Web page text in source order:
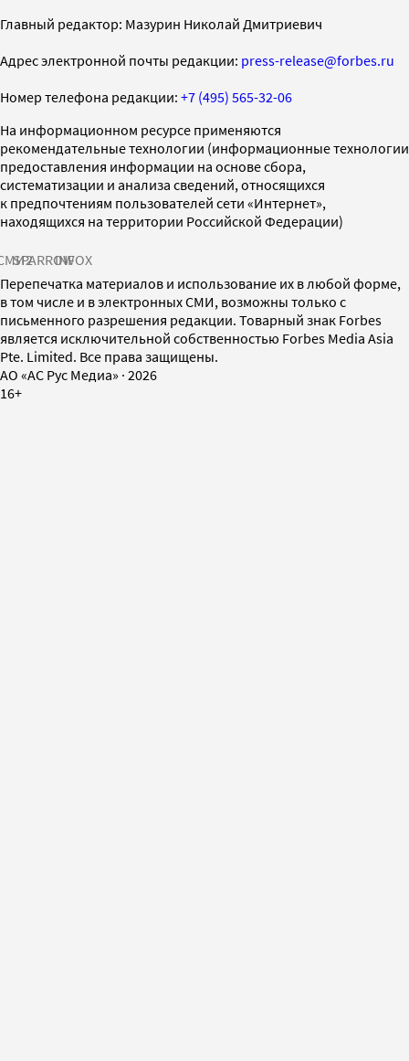
Главный редактор: Мазурин Николай Дмитриевич
Адрес электронной почты редакции: press-release@forbes.ru
Номер телефона редакции: +7 (495) 565-32-06
На информационном ресурсе применяются
рекомендательные технологии (информационные технологии
предоставления информации на основе сбора,
систематизации и анализа сведений, относящихся
к предпочтениям пользователей сети «Интернет»,
находящихся на территории Российской Федерации)
SPARROWINFOX
Перепечатка материалов и использование их в любой форме,
в том числе и в электронных СМИ, возможны только с
письменного разрешения редакции. Товарный знак Forbes
является исключительной собственностью Forbes Media Asia
Pte. Limited. Все права защищены.
AO «АС Рус Медиа» · 2026
16+